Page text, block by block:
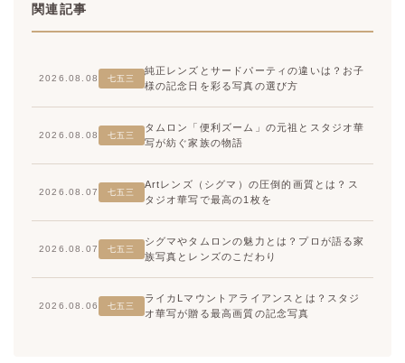
関連記事
2026.08.08 七五三
純正レンズとサードパーティの違いは？お子
様の記念日を彩る写真の選び方
2026.08.08 七五三
タムロン「便利ズーム」の元祖とスタジオ華
写が紡ぐ家族の物語
2026.08.07 七五三
Artレンズ（シグマ）の圧倒的画質とは？ス
タジオ華写で最高の1枚を
2026.08.07 七五三
シグマやタムロンの魅力とは？プロが語る家
族写真とレンズのこだわり
2026.08.06 七五三
ライカLマウントアライアンスとは？スタジ
オ華写が贈る最高画質の記念写真